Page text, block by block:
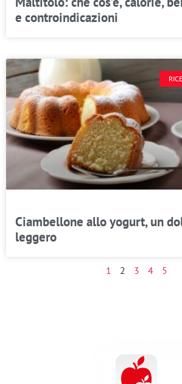
e controindicazioni
Ciambellone allo yogurt, un
leggero
1 2 3 4 5